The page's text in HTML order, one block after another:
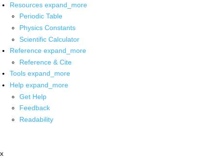
Resources expand_more
Periodic Table
Physics Constants
Scientific Calculator
Reference expand_more
Reference & Cite
Tools expand_more
Help expand_more
Get Help
Feedback
Readability
x